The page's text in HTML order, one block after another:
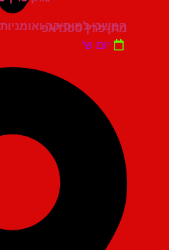
המשכן למוסיקה ואומניות רעננה
מתן פרץ סטנדאפ
יום ש'